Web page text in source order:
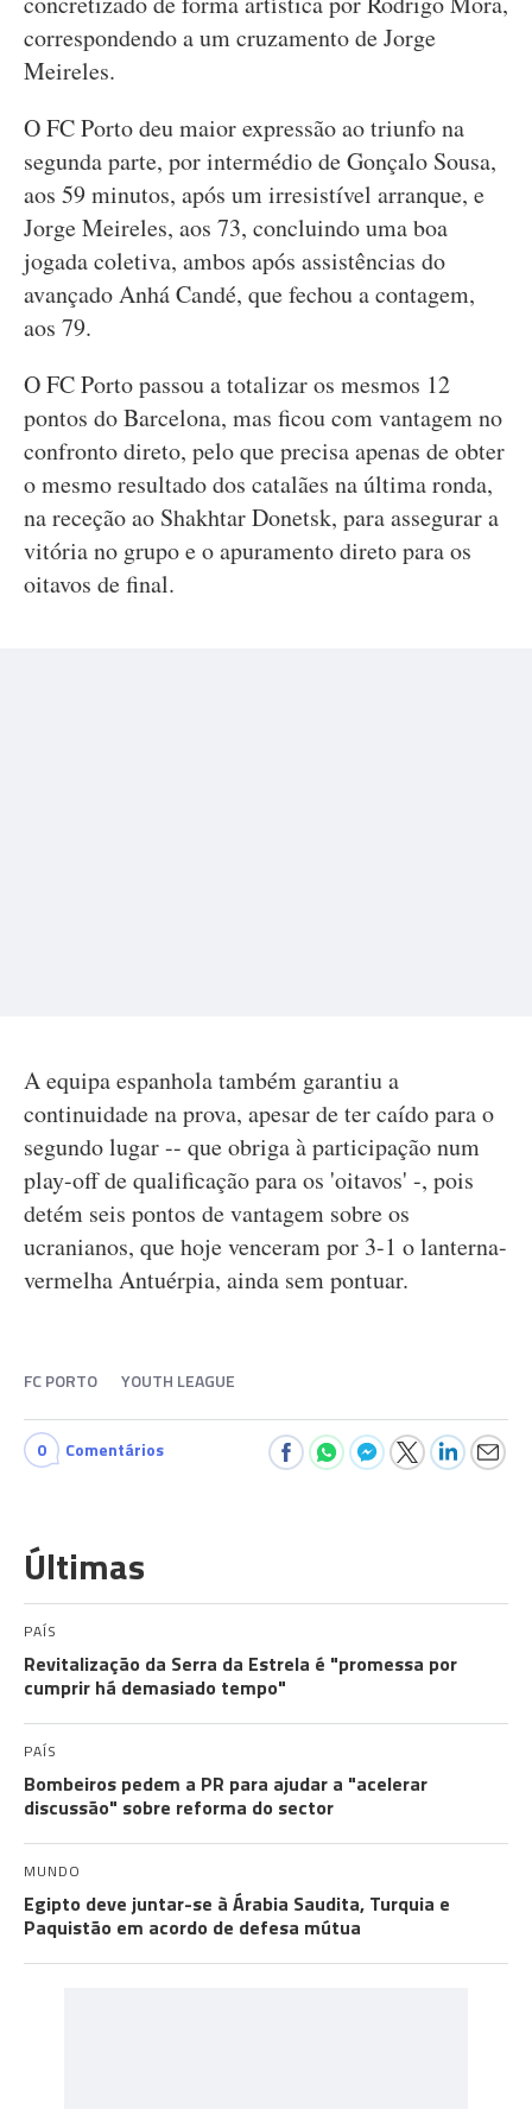
correspondendo a um cruzamento de Jorge
Meireles.
O FC Porto deu maior expressão ao triunfo na
segunda parte, por intermédio de Gonçalo Sousa,
aos 59 minutos, após um irresistível arranque, e
Jorge Meireles, aos 73, concluindo uma boa
jogada coletiva, ambos após assistências do
avançado Anhá Candé, que fechou a contagem,
aos 79.
O FC Porto passou a totalizar os mesmos 12
pontos do Barcelona, mas ficou com vantagem no
confronto direto, pelo que precisa apenas de obter
o mesmo resultado dos catalães na última ronda,
na receção ao Shakhtar Donetsk, para assegurar a
vitória no grupo e o apuramento direto para os
oitavos de final.
A equipa espanhola também garantiu a
continuidade na prova, apesar de ter caído para o
segundo lugar -- que obriga à participação num
play-off de qualificação para os 'oitavos' -, pois
detém seis pontos de vantagem sobre os
ucranianos, que hoje venceram por 3-1 o lanterna-
vermelha Antuérpia, ainda sem pontuar.
FC PORTO YOUTH LEAGUE
0 Comentários
Últimas
PAÍS
Revitalização da Serra da Estrela é "promessa por
cumprir há demasiado tempo"
PAÍS
Bombeiros pedem a PR para ajudar a "acelerar
discussão" sobre reforma do sector
MUNDO
Egipto deve juntar-se à Árabia Saudita, Turquia e
Paquistão em acordo de defesa mútua